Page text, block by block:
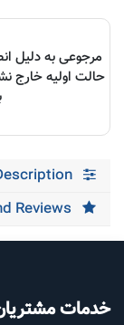
مرجوعی به دلیل
حالت اولیه خارج
Reviews
خدمات